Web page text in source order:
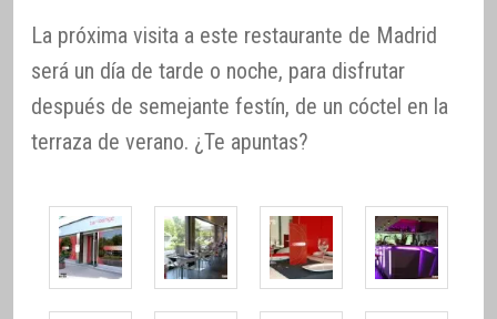
La próxima visita a este restaurante de Madrid
será un día de tarde o noche, para disfrutar
después de semejante festín, de un cóctel en la
terraza de verano. ¿Te apuntas?